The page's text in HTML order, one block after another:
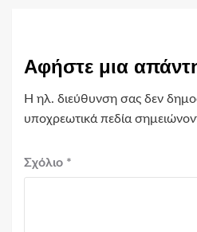
Αφήστε μια
Η ηλ. διεύθυνση σας δεν
υποχρεωτικά πεδία
Σχόλιο *